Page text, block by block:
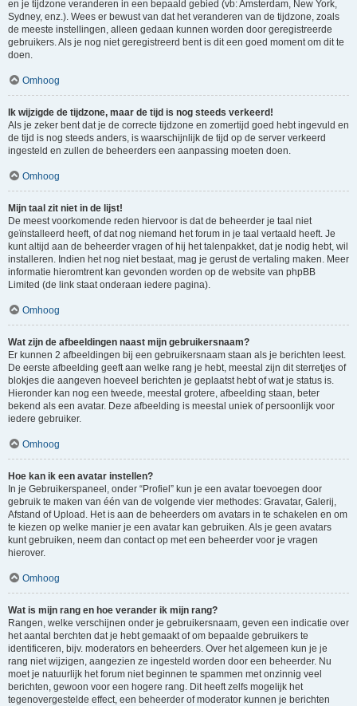
en je tijdzone veranderen in een bepaald gebied (vb: Amsterdam, New York,
Sydney, enz.). Wees er bewust van dat het veranderen van de tijdzone, zoals
de meeste instellingen, alleen gedaan kunnen worden door geregistreerde
gebruikers. Als je nog niet geregistreerd bent is dit een goed moment om dit te
doen.
Omhoog
Ik wijzigde de tijdzone, maar de tijd is nog steeds verkeerd!
Als je zeker bent dat je de correcte tijdzone en zomertijd goed hebt ingevuld en
de tijd is nog steeds anders, is waarschijnlijk de tijd op de server verkeerd
ingesteld en zullen de beheerders een aanpassing moeten doen.
Omhoog
Mijn taal zit niet in de lijst!
De meest voorkomende reden hiervoor is dat de beheerder je taal niet
geïnstalleerd heeft, of dat nog niemand het forum in je taal vertaald heeft. Je
kunt altijd aan de beheerder vragen of hij het talenpakket, dat je nodig hebt, wil
installeren. Indien het nog niet bestaat, mag je gerust de vertaling maken. Meer
informatie hieromtrent kan gevonden worden op de website van phpBB
Limited (de link staat onderaan iedere pagina).
Omhoog
Wat zijn de afbeeldingen naast mijn gebruikersnaam?
Er kunnen 2 afbeeldingen bij een gebruikersnaam staan als je berichten leest.
De eerste afbeelding geeft aan welke rang je hebt, meestal zijn dit sterretjes of
blokjes die aangeven hoeveel berichten je geplaatst hebt of wat je status is.
Hieronder kan nog een tweede, meestal grotere, afbeelding staan, beter
bekend als een avatar. Deze afbeelding is meestal uniek of persoonlijk voor
iedere gebruiker.
Omhoog
Hoe kan ik een avatar instellen?
In je Gebruikerspaneel, onder “Profiel” kun je een avatar toevoegen door
gebruik te maken van één van de volgende vier methodes: Gravatar, Galerij,
Afstand of Upload. Het is aan de beheerders om avatars in te schakelen en om
te kiezen op welke manier je een avatar kan gebruiken. Als je geen avatars
kunt gebruiken, neem dan contact op met een beheerder voor je vragen
hierover.
Omhoog
Wat is mijn rang en hoe verander ik mijn rang?
Rangen, welke verschijnen onder je gebruikersnaam, geven een indicatie over
het aantal berchten dat je hebt gemaakt of om bepaalde gebruikers te
identificeren, bijv. moderators en beheerders. Over het algemeen kun je je
rang niet wijzigen, aangezien ze ingesteld worden door een beheerder. Nu
moet je natuurlijk het forum niet beginnen te spammen met onzinnig veel
berichten, gewoon voor een hogere rang. Dit heeft zelfs mogelijk het
tegenovergestelde effect, een beheerder of moderator kunnen je berichten